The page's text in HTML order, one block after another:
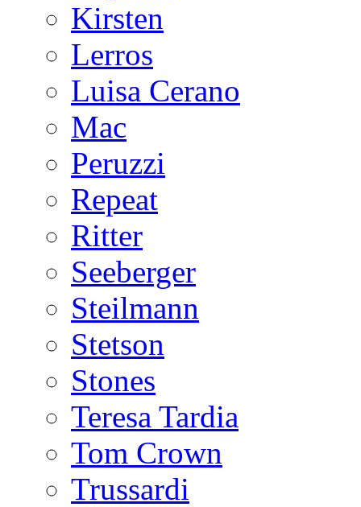
Kirsten
Lerros
Luisa Cerano
Mac
Peruzzi
Repeat
Ritter
Seeberger
Steilmann
Stetson
Stones
Teresa Tardia
Tom Crown
Trussardi